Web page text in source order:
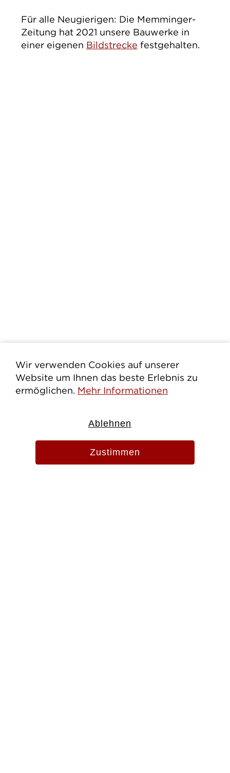
Für alle Neugierigen: Die Memminger-
Zeitung hat 2021 unsere Bauwerke in
einer eigenen Bildstrecke festgehalten.
Wir verwenden Cookies auf unserer
Website um Ihnen das beste Erlebnis zu
ermöglichen. Mehr Informationen
Ablehnen
Zustimmen